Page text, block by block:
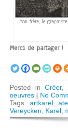
Mon frère, le
Merci de partager !
Posted in Créer,
oeuvres | No
Tags: artkarel,
Vereycken, Karel,